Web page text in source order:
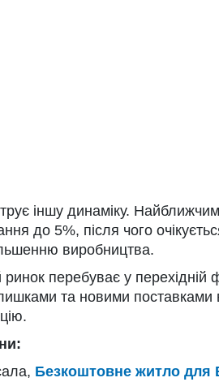
іншу динаміку.
до 5%, після чого
виробництва.
перебуває у перехідній
та новими поставками
Безкоштовне житло для